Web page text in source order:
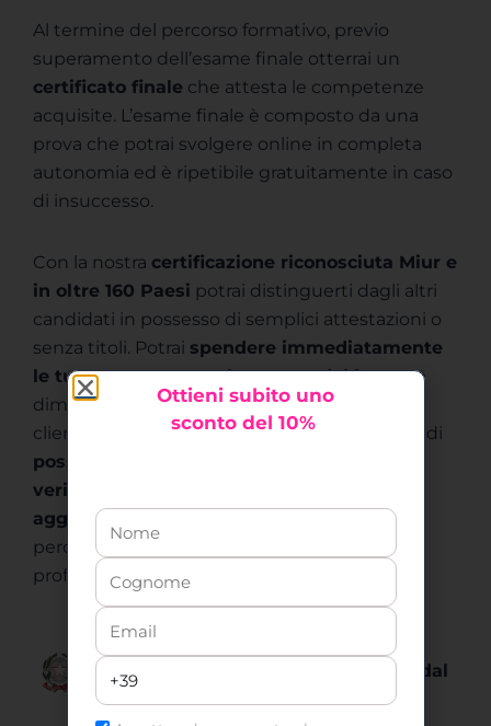
Al termine del percorso formativo, previo
superamento dell’esame finale otterrai un
certificato finale che attesta le competenze
acquisite. L’esame finale è composto da una
prova che potrai svolgere online in completa
autonomia ed è ripetibile gratuitamente in caso
di insuccesso.
Con la nostra certificazione riconosciuta Miur e
in oltre 160 Paesi potrai distinguerti dagli altri
candidati in possesso di semplici attestazioni o
senza titoli. Potrai spendere immediatamente
le tue conoscenze nel mercato del lavoroe
dimostrare ai recruiter, alle aziende e ai tuoi
clienti, se intraprenderai la libera professione, di
possedere competenze professionali
verificate e certificate
aggiungere
percorso formativo svolto, al tuo CV e sul tuo
profilo LinkedIn.
riconosciuto dal
Ottieni subito uno
sconto del 10%